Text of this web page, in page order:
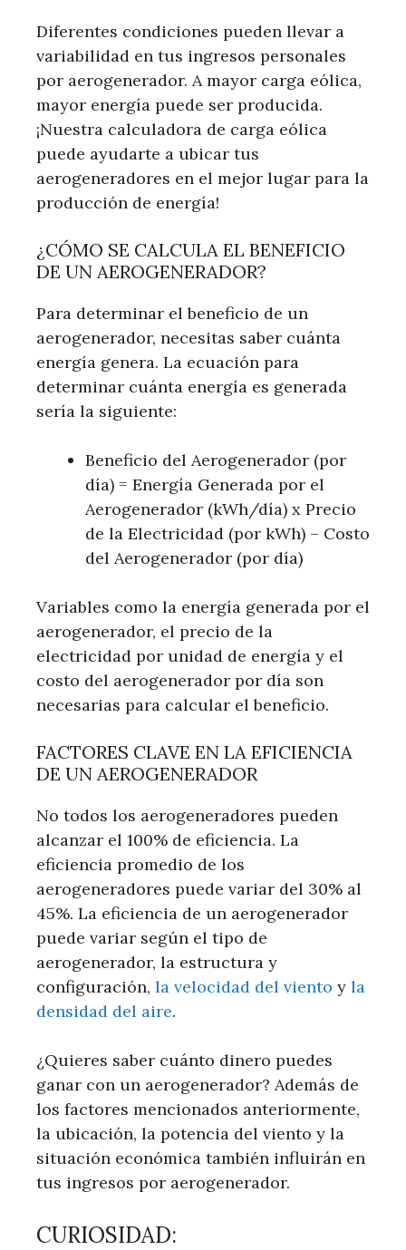
Diferentes condiciones pueden llevar a
variabilidad en tus ingresos personales
por aerogenerador. A mayor carga eólica,
mayor energía puede ser producida.
¡Nuestra calculadora de carga eólica
puede ayudarte a ubicar tus
aerogeneradores en el mejor lugar para la
producción de energía!
¿CÓMO SE CALCULA EL BENEFICIO
DE UN AEROGENERADOR?
Para determinar el beneficio de un
aerogenerador, necesitas saber cuánta
energía genera. La ecuación para
determinar cuánta energía es generada
sería la siguiente:
Beneficio del Aerogenerador (por
día) = Energía Generada por el
Aerogenerador (kWh/día) x Precio
de la Electricidad (por kWh) – Costo
del Aerogenerador (por día)
Variables como la energía generada por el
aerogenerador, el precio de la
electricidad por unidad de energía y el
costo del aerogenerador por día son
necesarias para calcular el beneficio.
FACTORES CLAVE EN LA EFICIENCIA
DE UN AEROGENERADOR
No todos los aerogeneradores pueden
alcanzar el 100% de eficiencia. La
eficiencia promedio de los
aerogeneradores puede variar del 30% al
45%. La eficiencia de un aerogenerador
puede variar según el tipo de
aerogenerador, la estructura y
configuración, la velocidad del viento y la
densidad del aire.
¿Quieres saber cuánto dinero puedes
ganar con un aerogenerador? Además de
los factores mencionados anteriormente,
la ubicación, la potencia del viento y la
situación económica también influirán en
tus ingresos por aerogenerador.
CURIOSIDAD: